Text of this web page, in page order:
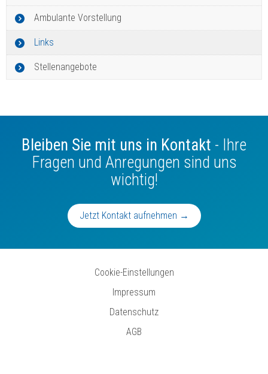
Ambulante Vorstellung
Links
Stellenangebote
Bleiben Sie mit uns in Kontakt - Ihre
Fragen und Anregungen sind uns
wichtig!
Jetzt Kontakt aufnehmen →
Cookie-Einstellungen
Impressum
Datenschutz
AGB